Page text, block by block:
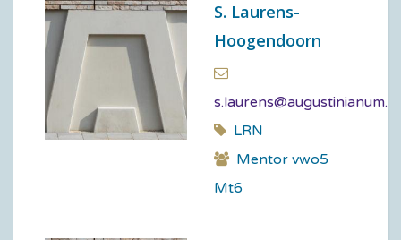
S. Laurens-
Hoogendoorn
s.laurens@augustinianum.nl
LRN
Mentor vwo5
Mt6